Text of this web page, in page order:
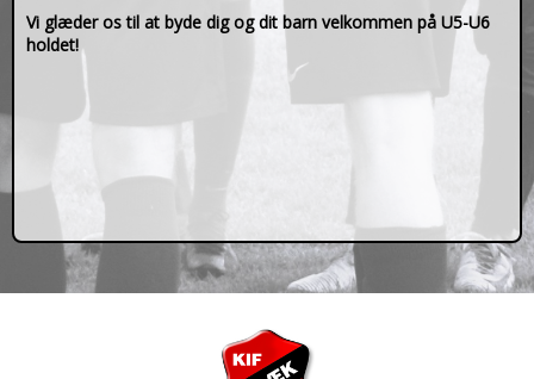
Vi glæder os til at byde dig og dit barn velkommen på U5-U6
holdet!